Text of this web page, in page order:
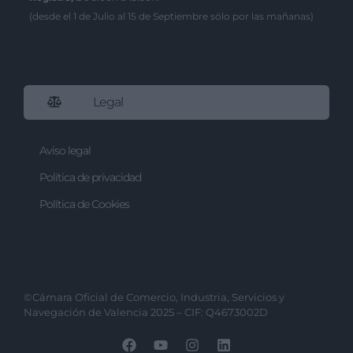
(desde el 1 de Julio al 15 de Septiembre sólo por las mañanas)
Legal
Aviso legal
Política de privacidad
Política de Cookies
©Cámara Oficial de Comercio, Industria, Servicios y
Navegación de Valencia 2025 – CIF: Q4673002D